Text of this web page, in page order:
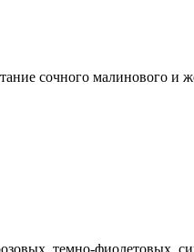
сочного малинового и